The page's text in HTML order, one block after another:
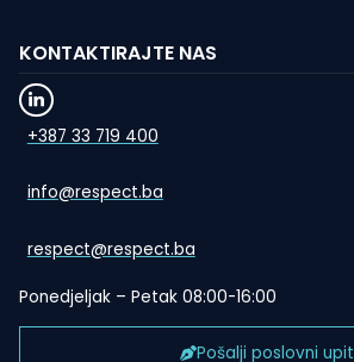
KONTAKTIRAJTE NAS
+387 33 719 400
info@respect.ba
respect@respect.ba
Ponedjeljak – Petak 08:00-16:00
Pošalji poslovni upit